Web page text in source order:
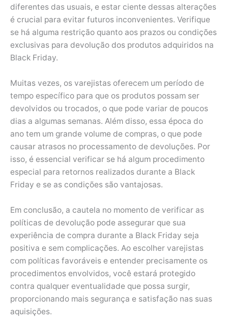
diferentes das usuais, e estar ciente dessas alterações
é crucial para evitar futuros inconvenientes. Verifique
se há alguma restrição quanto aos prazos ou condições
exclusivas para devolução dos produtos adquiridos na
Black Friday.
Muitas vezes, os varejistas oferecem um período de
tempo específico para que os produtos possam ser
devolvidos ou trocados, o que pode variar de poucos
dias a algumas semanas. Além disso, essa época do
ano tem um grande volume de compras, o que pode
causar atrasos no processamento de devoluções. Por
isso, é essencial verificar se há algum procedimento
especial para retornos realizados durante a Black
Friday e se as condições são vantajosas.
Em conclusão, a cautela no momento de verificar as
políticas de devolução pode assegurar que sua
experiência de compra durante a Black Friday seja
positiva e sem complicações. Ao escolher varejistas
com políticas favoráveis e entender precisamente os
procedimentos envolvidos, você estará protegido
contra qualquer eventualidade que possa surgir,
proporcionando mais segurança e satisfação nas suas
aquisições.